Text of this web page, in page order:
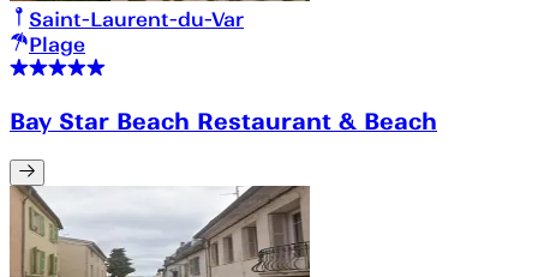
Saint-Laurent-du-Var
Plage
Bay Star Beach Restaurant & Beach